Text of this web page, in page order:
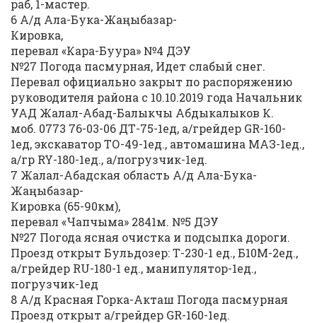
раб, 1-мастер.
6 А/д Ала-Бука-Жаңыбазар-
Кировка,
перевал «Кара-Буура» №4 ДЭУ
№27 Погода пасмурная, Идет слабый снег.
Перевал официально закрыт по распоряжению
руководителя района с 10.10.2019 года Начальник
УАД Жалал-Абад-Балыкчы Абдыкалыков К.
моб. 0773 76-03-06 ДТ-75-1ед, а/грейдер GR-160-
1ед, экскаватор ТО-49-1ед., автомашина МАЗ-1ед.,
а/гр RY-180-1ед., а/погрузчик-1ед.
7 Жалал-Абадская область А/д Ала-Бука-
Жаңыбазар-
Кировка (65-90км),
перевал «Чапчыма» 2841м. №5 ДЭУ
№27 Погода ясная очистка и подсыпка дороги.
Проезд открыт Бульдозер: Т-230-1 ед., Б10М-2ед.,
а/грейдер RU-180-1 ед., манипулятор-1ед.,
погрузчик-1ед
8 А/д Красная Горка-Акташ Погода пасмурная
Проезд открыт а/грейдер GR-160-1ед.